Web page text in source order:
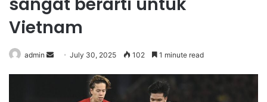
Vietnam
admin July 30, 2025 102 1 minute read